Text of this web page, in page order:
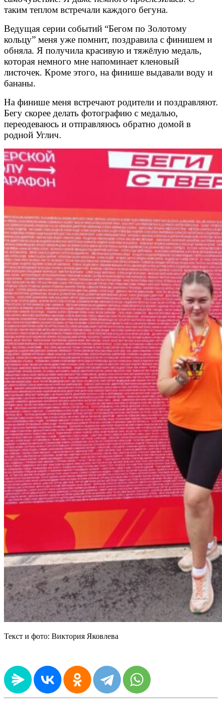
таким теплом встречали каждого бегуна.
Ведущая серии событий “Бегом по Золотому
кольцу” меня уже помнит, поздравила с финишем и
обняла. Я получила красивую и тяжёлую медаль,
которая немного мне напоминает кленовый
листочек. Кроме этого, на финише выдавали воду и
бананы.
На финише меня встречают родители и поздравляют.
Бегу скорее делать фотографию с медалью,
переодеваюсь и отправляюсь обратно домой в
родной Углич.
Текст и фото: Виктория Яковлева